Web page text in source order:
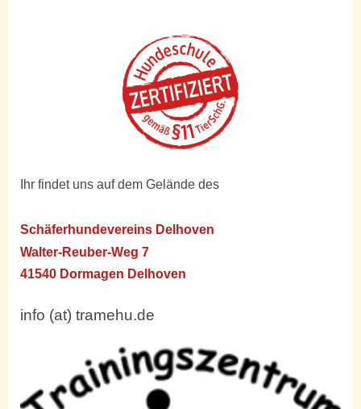
Ihr findet uns auf dem Gelände des
Schäferhundevereins Delhoven
Walter-Reuber-Weg 7
41540 Dormagen Delhoven
info (at) tramehu.de